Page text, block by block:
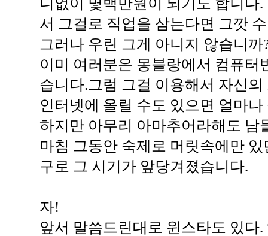
서 그걸로 직업을 삼는다면 그깟
그러나 우린 그게 아니지 않습니까
이미 여러분은 몽블랑에서 컴퓨
습니다.그럼 그걸 이용해서 자신
인터넷에 올릴 수도 있으면 얼마나
하지만 아무리 아마추어라해도 남
마침 그동안 숙제로 머릿속에만
구로 그 시기가 앞당겨졌습니다.
자!
앞서 말씀드린대로 윈스타도 있다